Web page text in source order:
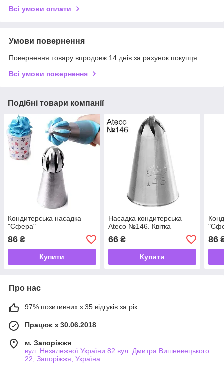
Всі умови оплати
Умови повернення
Повернення товару впродовж 14 днів за рахунок покупця
Всі умови повернення
Подібні товари компанії
Кондитерська насадка
"Сфера"
86 ₴
Купити
Насадка кондитерська
Ateco №146. Квітка
66₴
Купити
86
Про нас
97% позитивних з 35 відгуків за рік
Працює з 30.06.2018
м. Запоріжжя
вул. Незалежної України 82 вул. Дмитра Вишневецького
22, Запоріжжя, Україна